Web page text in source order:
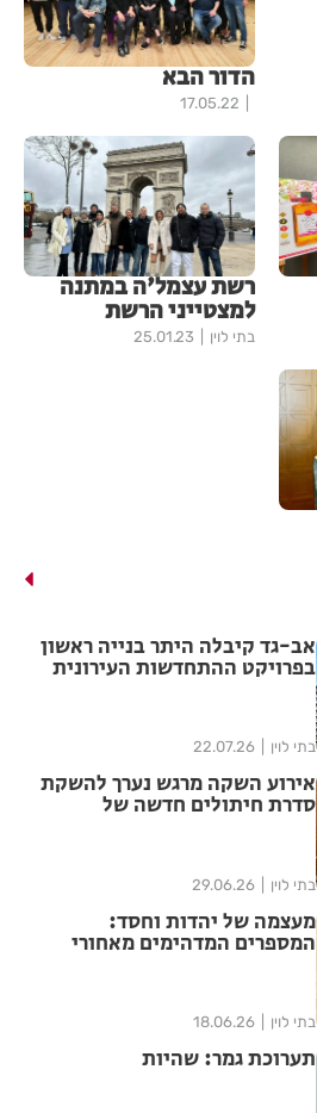
הדור הבא
17.05.22
רשת עצמל'ה במתנה
למצטייני הרשת
בתי לוין 25.01.23
אב-גד קיבלה היתר בנייה ראשון
בפרויקט ההתחדשות העירונית
בתי לוין 22.07.26
אירוע השקה מרגש נערך להשקת
סדרת חיתולים חדשה של
בתי לוין 29.06.26
מעצמה של יהדות וחסד:
המספרים המדהימים מאחורי
בתי לוין 18.06.26
תערוכת גמר: שהיות